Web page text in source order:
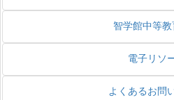
智学館中等
電子リソ
よくあるお問